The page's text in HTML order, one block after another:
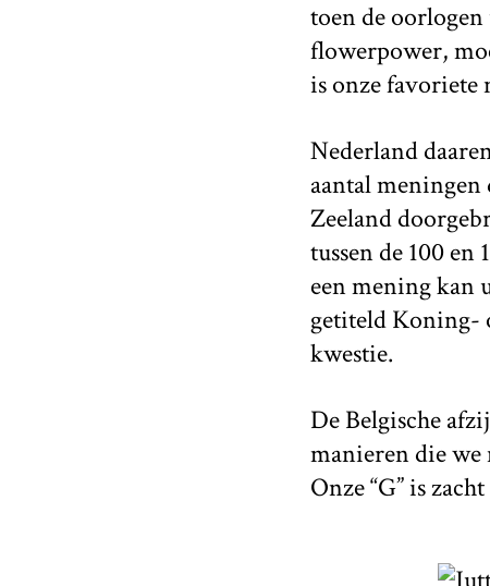
toen de
flowerpower,
is onze favoriete
Nederland
aantal
Zeeland
tussen de 100
een mening kan
getiteld Koning-
kwestie.
De Belgische
manieren die we
Onze “G” is